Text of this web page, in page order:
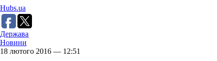
Hubs.ua
Держава
Новини
18 лютого 2016 — 12:51